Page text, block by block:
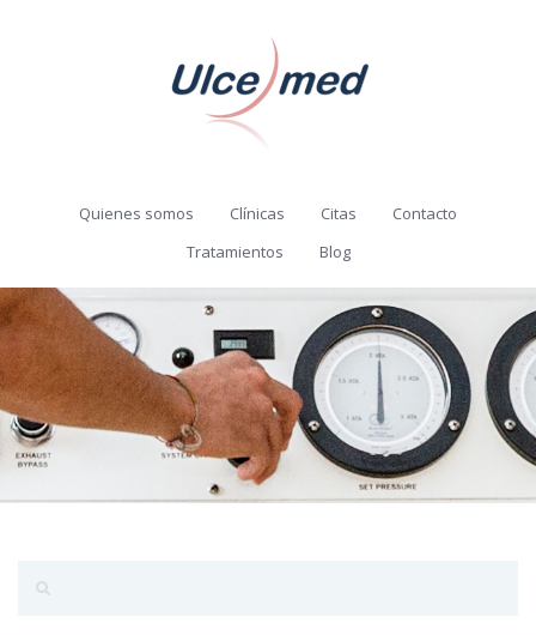
Quienes somos Clínicas Citas
Contacto
Tratamientos
Blog